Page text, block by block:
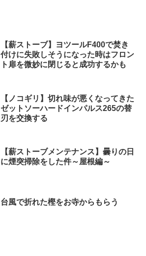
【薪ストーブ】ヨツールF400で焚き
付けに失敗しそうになった時はフロン
ト扉を微妙に閉じると成功するかも
【ノコギリ】切れ味が悪くなってきた
ゼットソーハードインパルス265の替
刃を交換する
【薪ストーブメンテナンス】曇りの日
に煙突掃除をした件～屋根編～
台風で折れた樫をお寺からもらう